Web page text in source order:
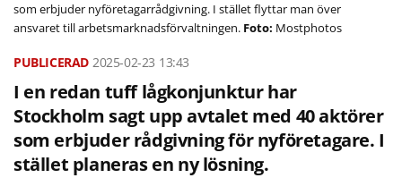
som erbjuder nyföretagarrådgivning. I stället flyttar man över
ansvaret till arbetsmarknadsförvaltningen.
Mostphotos
2025-02-23 13:43
I en redan tuff lågkonjunktur har
Stockholm sagt upp avtalet med 40 aktörer
som erbjuder rådgivning för nyföretagare. I
stället planeras en ny lösning.